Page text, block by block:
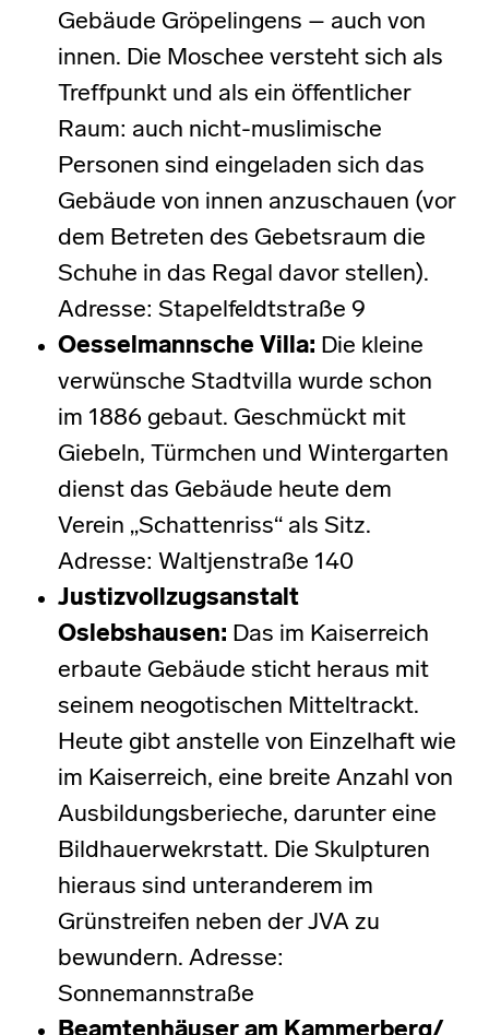
Gebäude Gröpelingens – auch von
innen. Die Moschee versteht sich als
Treffpunkt und als ein öffentlicher
Raum: auch nicht-muslimische
Personen sind eingeladen sich das
Gebäude von innen anzuschauen (vor
dem Betreten des Gebetsraum die
Schuhe in das Regal davor stellen).
Adresse: Stapelfeldtstraße 9
Oesselmannsche Villa: Die kleine
verwünsche Stadtvilla wurde schon
im 1886 gebaut. Geschmückt mit
Giebeln, Türmchen und Wintergarten
dienst das Gebäude heute dem
Verein „Schattenriss“ als Sitz.
Adresse: Waltjenstraße 140
Justizvollzugsanstalt
Oslebshausen: Das im Kaiserreich
erbaute Gebäude sticht heraus mit
seinem neogotischen Mitteltrackt.
Heute gibt anstelle von Einzelhaft wie
im Kaiserreich, eine breite Anzahl von
Ausbildungsberieche, darunter eine
Bildhauerwekrstatt. Die Skulpturen
hieraus sind unteranderem im
Grünstreifen neben der JVA zu
bewundern. Adresse:
Sonnemannstraße